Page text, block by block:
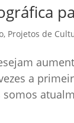
, Projetos de
a
somos